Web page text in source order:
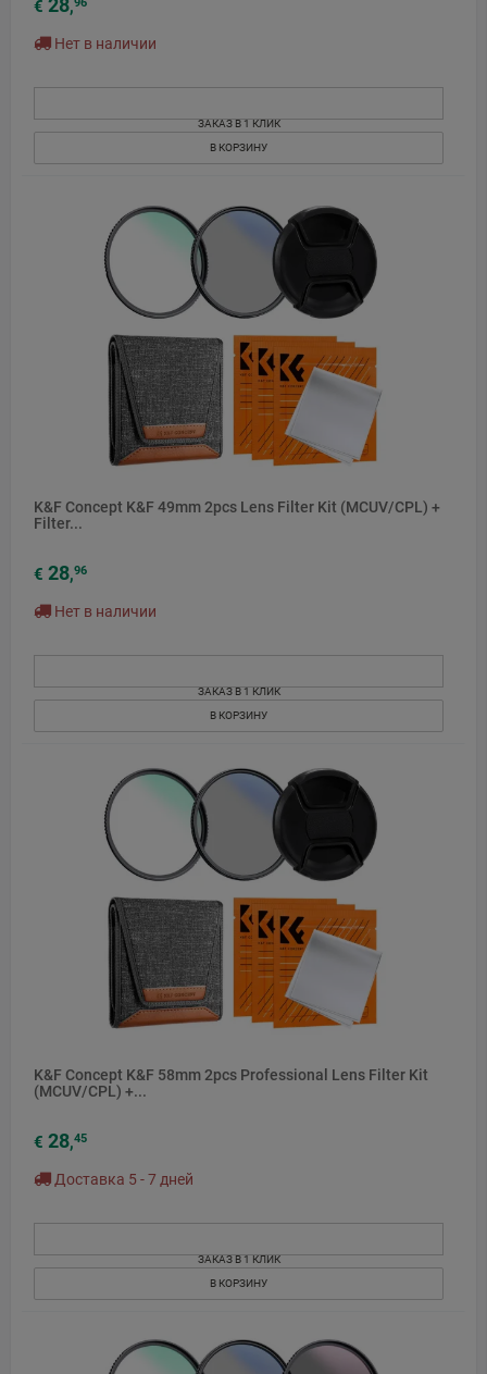
€ 28,
Нет в наличии
ЗАКАЗ В 1 КЛИК
В КОРЗИНУ
K&F Concept K&F 49mm 2pcs Lens Filter Kit (MCUV/CPL) +
Filter...
€ 28,96
Нет в наличии
ЗАКАЗ В 1 КЛИК
В КОРЗИНУ
K&F Concept K&F 58mm 2pcs Professional Lens Filter Kit
(MCUV/CPL) +...
€ 28,45
Доставка 5 - 7 дней
ЗАКАЗ В 1 КЛИК
В КОРЗИНУ